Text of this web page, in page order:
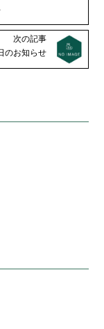
次の記事
のお知らせ